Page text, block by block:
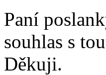
Paní
souhlas s
Děkuji.